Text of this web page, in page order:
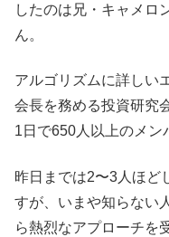
したのは兄・キャメロ
ん。
アルゴリズムに詳しい
会長を務める投資研究
1日で650人以上のメン
昨日までは2〜3人ほど
すが、いまや知らない
ら熱烈なアプローチを